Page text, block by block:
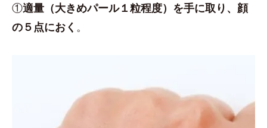
①適量（大きめパール１粒程度）を手に取り、顔
の５点におく 。